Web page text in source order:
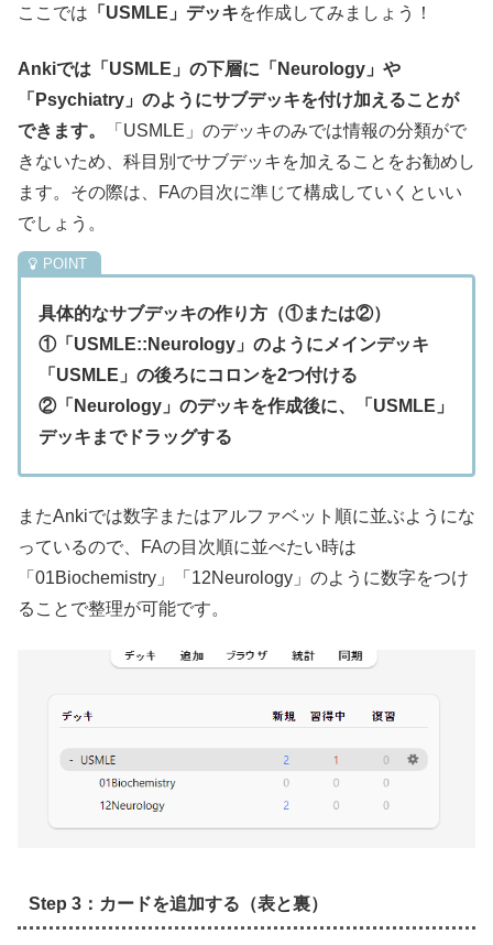
ここでは 「USMLE」デッキを作成してみましょう！
Ankiでは「USMLE」の下層に「Neurology」や
「Psychiatry」のようにサブデッキを付け加えることが
できます。
「USMLE」のデッキのみでは情報の分類がで
きないため、科目別でサブデッキを加えることをお勧めし
ます。その際は、FAの目次に準じて構成していくといい
でしょう。
具体的なサブデッキの作り方（①または②）
①「USMLE::Neurology」のようにメインデッキ
「USMLE」の後ろにコロンを2つ付ける
②「Neurology」のデッキを作成後に、「USMLE」
デッキまでドラッグする
またAnkiでは数字またはアルファベット順に並ぶようにな
っているので、FAの目次順に並べたい時は
「01Biochemistry」「12Neurology」のように数字をつけ
ることで整理が可能です。
Step 3：カードを追加する（表と裏）